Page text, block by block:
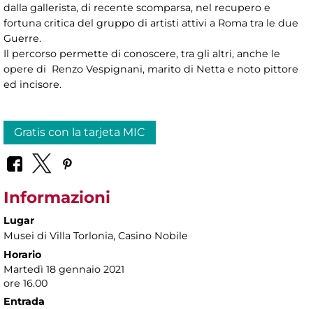
dalla gallerista, di recente scomparsa, nel recupero e
fortuna critica del gruppo di artisti attivi a Roma tra le due
Guerre.
Il percorso permette di conoscere, tra gli altri, anche le
opere di Renzo Vespignani, marito di Netta e noto pittore
ed incisore.
Gratis con la tarjeta MIC
Informazioni
Lugar
Musei di Villa Torlonia, Casino Nobile
Horario
Martedì 18 gennaio 2021
ore 16.00
Entrada